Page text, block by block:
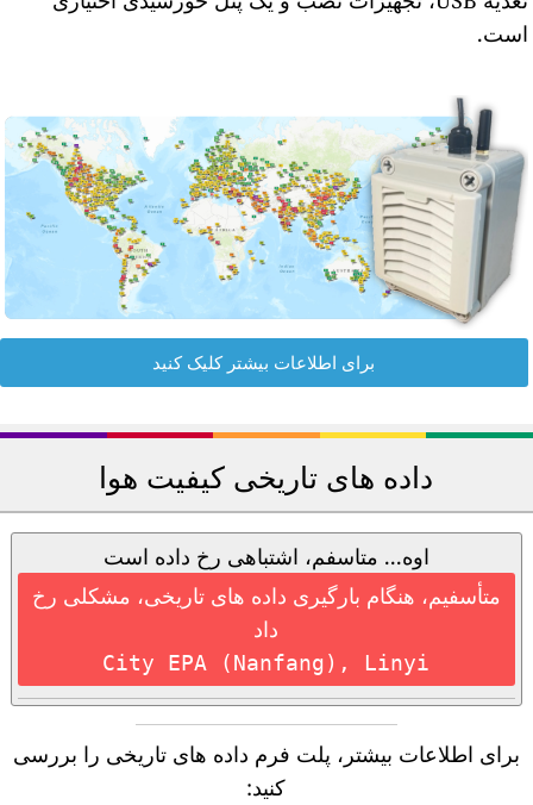
است.
برای اطلاعات بیشتر کلیک کنید
داده های تاریخی کیفیت هوا
اوه... متاسفم، اشتباهی رخ داده است
متأسفیم، هنگام بارگیری داده های تاریخی، مشکلی رخ
داد
City EPA (Nanfang), Linyi
برای اطلاعات بیشتر، پلت فرم داده های تاریخی را بررسی
کنید: